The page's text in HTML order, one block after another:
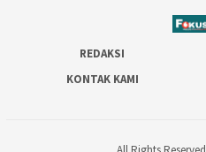
REDAKSI
KONTAK KAMI